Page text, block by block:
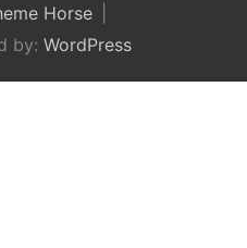
Horse
by: WordPress